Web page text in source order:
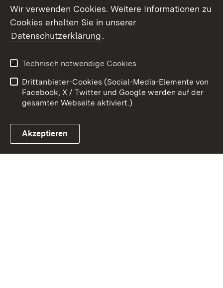
Link zum Landesportal
Kontakt
Barrierefreiheit
Impressum
Cookies
Wir verwenden Cookies. Weitere Informationen zu
Cookies erhalten Sie in unserer
Datenschutzerklärung.
Technisch notwendige Cookies
Drittanbieter-Cookies (Social-Media-Elemente von
Facebook, X / Twitter und Google werden auf der
gesamten Webseite aktiviert.)
Akzeptieren